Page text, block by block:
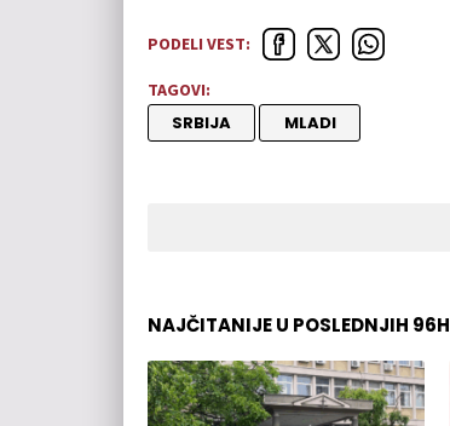
PODELI VEST:
TAGOVI:
SRBIJA MLADI
NAJČITANIJE U POSLEDNJIH 96H